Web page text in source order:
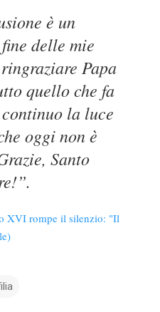
è un
delle mie
Papa
quello che fa
la luce
oggi non è
Santo
XVI rompe il silenzio: "Il